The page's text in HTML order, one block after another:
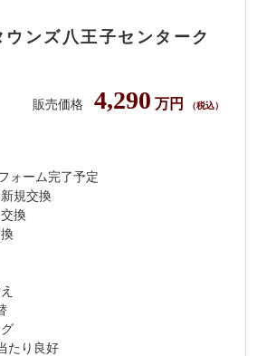
ウンズ八王子センターク
販売価格 4,290 万円 （税込）
ォーム完了予定
規交換
換
たり良好